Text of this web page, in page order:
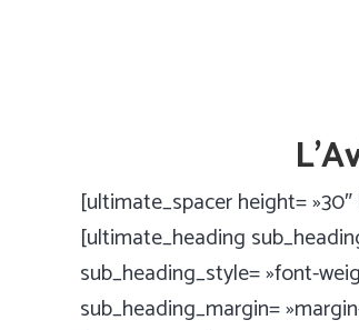
[ultimate_spacer height=
[ultimate_heading
sub_heading_style= »font-
sub_heading_margin=